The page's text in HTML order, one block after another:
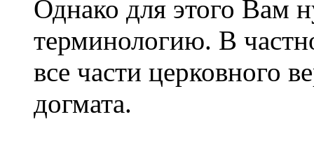
Однако для этого Вам
терминологию. В
все части церковного
догмата.